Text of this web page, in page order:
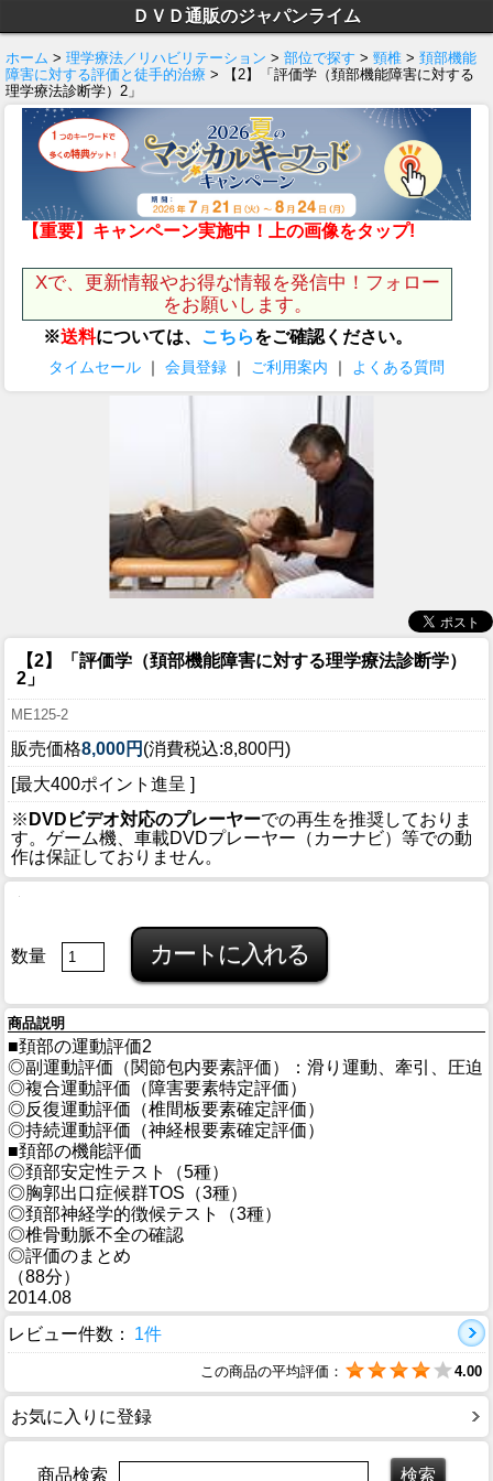
ＤＶＤ通販のジャパンライム
ホーム > 理学療法／リハビリテーション > 部位で探す > 頸椎 > 頚部機能
障害に対する評価と徒手的治療 > 【2】「評価学（頚部機能障害に対する
理学療法診断学）2」
【重要】キャンペーン実施中！上の画像をタップ!
Xで、更新情報やお得な情報を発信中！フォロー
をお願いします。
※送料については、 こちらをご確認ください。
タイムセール ｜ 会員登録 ｜ ご利用案内 ｜ よくある質問
【2】「評価学（頚部機能障害に対する理学療法診断学）
2」
ME125-2
販売価格8,000円 (消費税込:8,800円)
[最大400ポイント進呈 ]
※ DVDビデオ対応のプレーヤーでの再生を推奨しておりま
す。ゲーム機、車載DVDプレーヤー（カーナビ）等での動
作は保証しておりません。
数量
商品説明
■頚部の運動評価2
◎副運動評価（関節包内要素評価）：滑り運動、牽引、圧迫
◎複合運動評価（障害要素特定評価）
◎反復運動評価（椎間板要素確定評価）
◎持続運動評価（神経根要素確定評価）
■頚部の機能評価
◎頚部安定性テスト（5種）
◎胸郭出口症候群TOS（3種）
◎頚部神経学的徴候テスト（3種）
◎椎骨動脈不全の確認
◎評価のまとめ
（88分）
2014.08
レビュー件数：
1件
この商品の平均評価： 4.00
お気に入りに登録
商品検索